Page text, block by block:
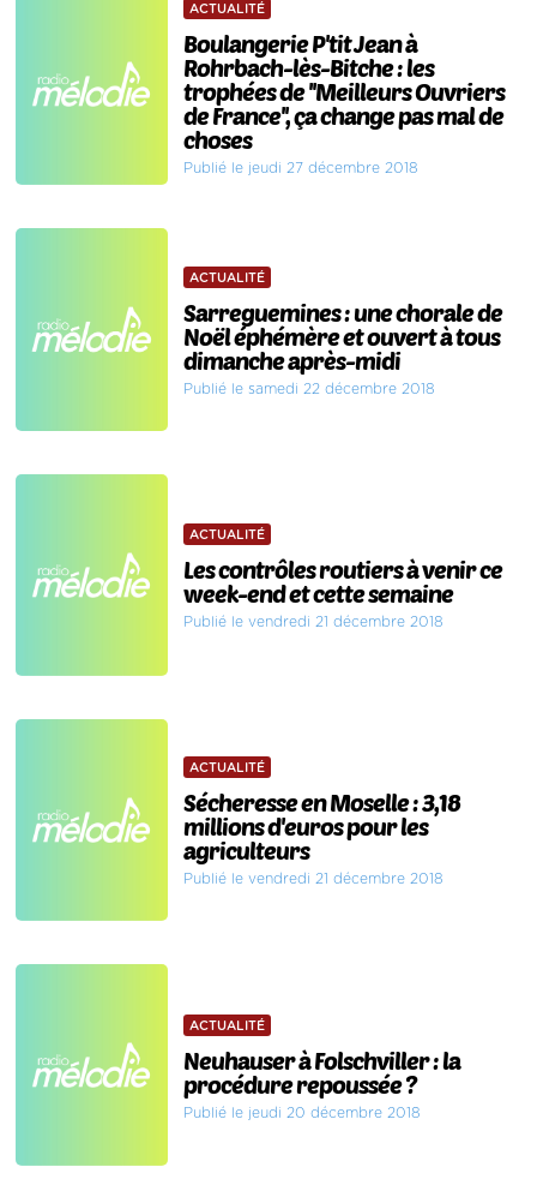
ACTUALITÉ
Boulangerie P'tit Jean à
Rohrbach-lès-Bitche : les
trophées de ''Meilleurs Ouvriers
de France'', ça change pas mal de
choses
Publié le jeudi 27 décembre 2018
ACTUALITÉ
Sarreguemines : une chorale de
Noël éphémère et ouvert à tous
dimanche après-midi
Publié le samedi 22 décembre 2018
ACTUALITÉ
Les contrôles routiers à venir ce
week-end et cette semaine
Publié le vendredi 21 décembre 2018
ACTUALITÉ
Sécheresse en Moselle : 3,18
millions d'euros pour les
agriculteurs
Publié le vendredi 21 décembre 2018
ACTUALITÉ
Neuhauser à Folschviller : la
procédure repoussée ?
Publié le jeudi 20 décembre 2018